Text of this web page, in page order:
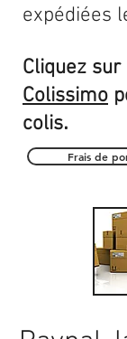
expédiées
Cliquez
Colissimo
colis.
Frais de